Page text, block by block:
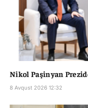
Nikol Paşinyan
8 Avqust 2026 12:32